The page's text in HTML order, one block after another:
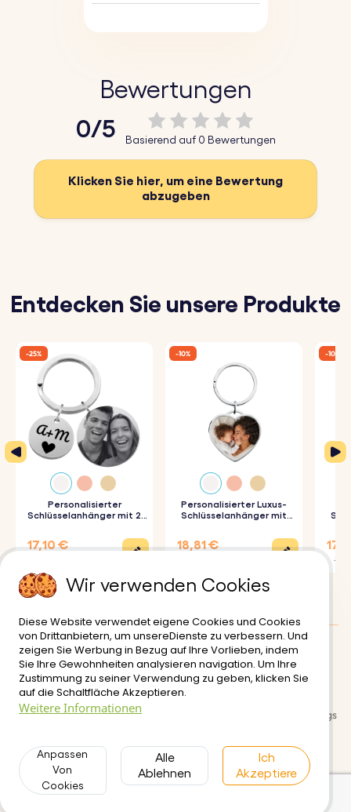
Bewertungen
0/5 Basierend auf 0 Bewertungen
Klicken Sie hier, um eine Bewertung
abzugeben
Entdecken Sie unsere Produkte
Personalisierter
Schlüsselanhänger mit 2
17,10 €
-25%
Personalisierter Luxus-
Schlüsselanhänger mit
18,81 €
-10% -10%
Lieferung
Nutzungsbedinungen
Sichere zahlungsabwicklung
Rückgabe- und Rückerstattungs
Datenschutzerklärung
Kundenbewertungen: 4.5/5
Wir verwenden Cookies
Diese Website verwendet eigene Cookies und Cookies
von Drittanbietern, um unsereDienste zu verbessern. Und
zeigen Sie Werbung in Bezug auf Ihre Vorlieben, indem
Sie Ihre Gewohnheiten analysieren navigation. Um Ihre
Zustimmung zu seiner Verwendung zu geben, klicken Sie
auf die Schaltfläche Akzeptieren.
Weitere Informationen
Anpassen
Von
Cookies
Alle
Ablehnen
Ich
Akzeptiere